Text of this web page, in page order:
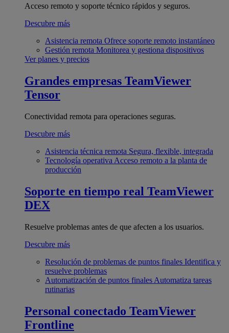
Acceso remoto y soporte técnico rápidos y seguros.
Descubre más
Asistencia remota Ofrece soporte remoto instantáneo
Gestión remota Monitorea y gestiona dispositivos
Ver planes y precios
Grandes empresas TeamViewer
Tensor
Conectividad remota para operaciones seguras.
Descubre más
Asistencia técnica remota Segura, flexible, integrada
Tecnología operativa Acceso remoto a la planta de
producción
Soporte en tiempo real TeamViewer
DEX
Resuelve problemas antes de que afecten a los usuarios.
Descubre más
Resolución de problemas de puntos finales Identifica y
resuelve problemas
Automatización de puntos finales Automatiza tareas
rutinarias
Personal conectado TeamViewer
Frontline